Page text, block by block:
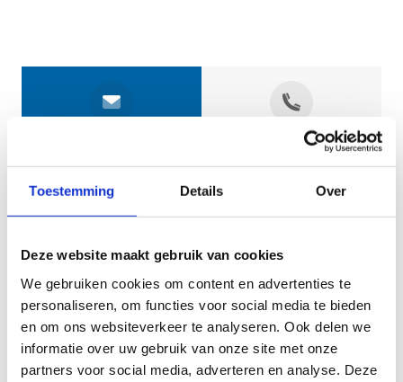
Toestemming Details Over
Deze website maakt gebruik van cookies
We gebruiken cookies om content en advertenties te
personaliseren, om functies voor social media te bieden
en om ons websiteverkeer te analyseren. Ook delen we
informatie over uw gebruik van onze site met onze
partners voor social media, adverteren en analyse. Deze
Geef aan tot welk domein jouw vraag behoort